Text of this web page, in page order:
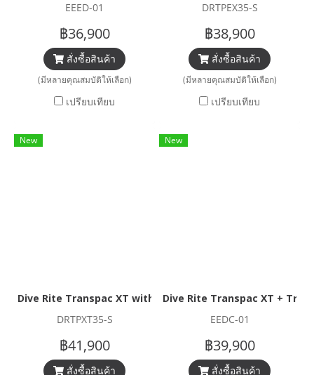
EEED-01
฿36,900
สั่งซื้อสินค้า
(มีหลายคุณสมบัติให้เลือก)
เปรียบเทียบ
DRTPEX35-S
฿38,900
สั่งซื้อสินค้า
(มีหลายคุณสมบัติให้เลือก)
เปรียบเทียบ
New
Dive Rite Transpac XT with VOYAGER XT WING (35LB)
DRTPXT35-S
฿41,900
สั่งซื้อสินค้า
New
Dive Rite Transpac XT +
EEDC-01
฿39,900
สั่งซื้อสินค้า